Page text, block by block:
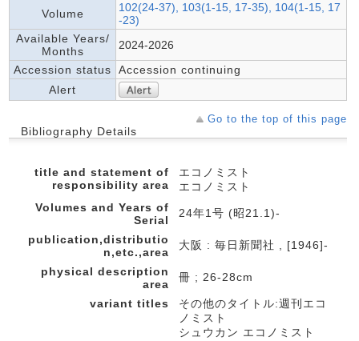
Volume
102(24-37), 103(1-15, 17-35), 104(1-15, 17
-23)
Available Years/
Months
2024-2026
Accession status
Accession continuing
Alert
Go to the top of this page
Bibliography Details
title and statement of
responsibility area
エコノミスト
エコノミスト
Volumes and Years of
Serial
24年1号 (昭21.1)-
publication,distributio
n,etc.,area
大阪 : 毎日新聞社 , [1946]-
physical description
area
冊 ; 26-28cm
variant titles
その他のタイトル:週刊エコ
ノミスト
シュウカン エコノミスト